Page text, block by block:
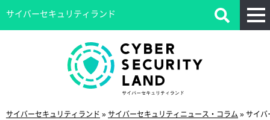
サイバーセキュリティランド
サイバーセキュリティランド »サイバーセキュリティニュース・コラム »サイバ